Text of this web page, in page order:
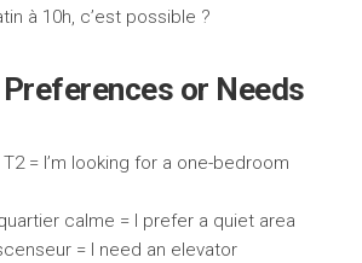
à 10h, c’est possible ?
or Needs
= I’m looking for a one-bedroom
calme = I prefer a quiet area
= I need an elevator